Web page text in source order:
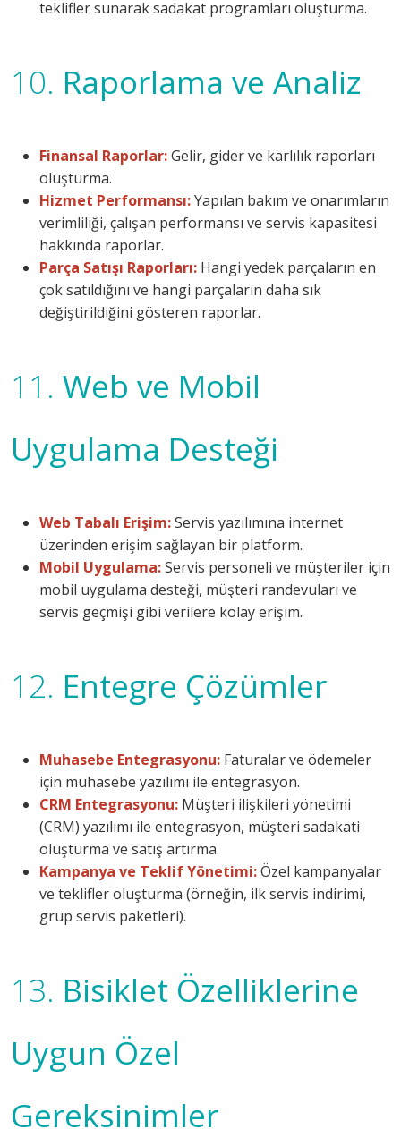
teklifler sunarak sadakat programları oluşturma.
10. Raporlama ve Analiz
Finansal Raporlar:Gelir, gider ve karlılık raporları
oluşturma.
Hizmet Performansı:Yapılan bakım ve onarımların
verimliliği, çalışan performansı ve servis kapasitesi
hakkında raporlar.
Parça Satışı Raporları: Hangi yedek parçaların en
çok satıldığını ve hangi parçaların daha sık
değiştirildiğini gösteren raporlar.
11. Web ve Mobil
Uygulama Desteği
Web Tabalı Erişim:Servis yazılımına internet
üzerinden erişim sağlayan bir platform.
Mobil Uygulama:Servis personeli ve müşteriler için
mobil uygulama desteği, müşteri randevuları ve
servis geçmişi gibi verilere kolay erişim.
12. Entegre Çözümler
Muhasebe Entegrasyonu: Faturalar ve ödemeler
için muhasebe yazılımı ile entegrasyon.
CRM Entegrasyonu: Müşteri ilişkileri yönetimi
(CRM) yazılımı ile entegrasyon, müşteri sadakati
oluşturma ve satış artırma.
Kampanya ve Teklif Yönetimi:Özel kampanyalar
ve teklifler oluşturma (örneğin, ilk servis indirimi,
grup servis paketleri).
13. Bisiklet Özelliklerine
Uygun Özel
Gereksinimler